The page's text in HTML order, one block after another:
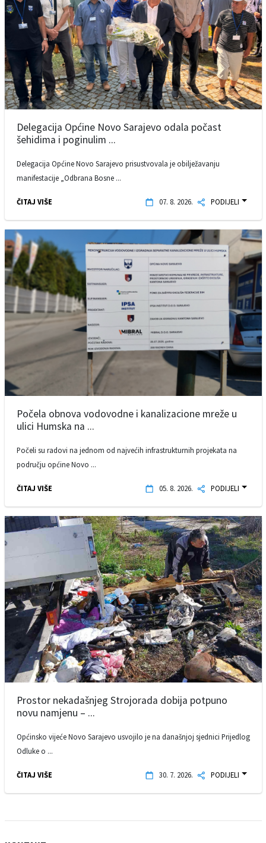
Delegacija Općine Novo Sarajevo odala počast
šehidima i poginulim ...
Delegacija Općine Novo Sarajevo prisustvovala je obilježavanju
manifestacije „Odbrana Bosne ...
ČITAJ VIŠE 07. 8. 2026. PODIJELI
Počela obnova vodovodne i kanalizacione mreže u
ulici Humska na ...
Počeli su radovi na jednom od najvećih infrastrukturnih projekata na
području općine Novo ...
ČITAJ VIŠE 05. 8. 2026. PODIJELI
Prostor nekadašnjeg Strojorada dobija potpuno
novu namjenu – ...
Općinsko vijeće Novo Sarajevo usvojilo je na današnjoj sjednici Prijedlog
Odluke o ...
ČITAJ VIŠE 30. 7. 2026. PODIJELI